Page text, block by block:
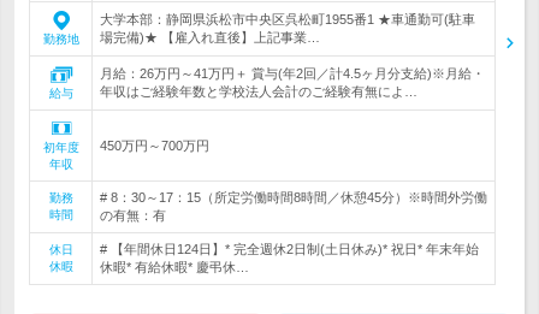
勤務地
大学本部：静岡県浜松市中央区呉松町1955番1 ★車通勤可(駐車
場完備)★ 【雇入れ直後】上記事業…
給与
月給：26万円～41万円＋ 賞与(年2回／計4.5ヶ月分支給)※月給・
年収はご経験年数と学校法人会計のご経験有無によ…
初年度
年収
450万円～700万円
勤務
時間
# 8：30～17：15（所定労働時間8時間／休憩45分）※時間外労働
の有無：有
休日
休暇
# 【年間休日124日】* 完全週休2日制(土日休み)* 祝日* 年末年始
休暇* 有給休暇* 慶弔休…